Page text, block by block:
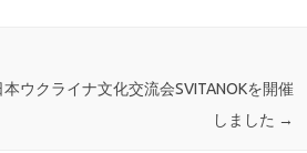
ウクライナ文化交流会SVITANOKを開催
しました →